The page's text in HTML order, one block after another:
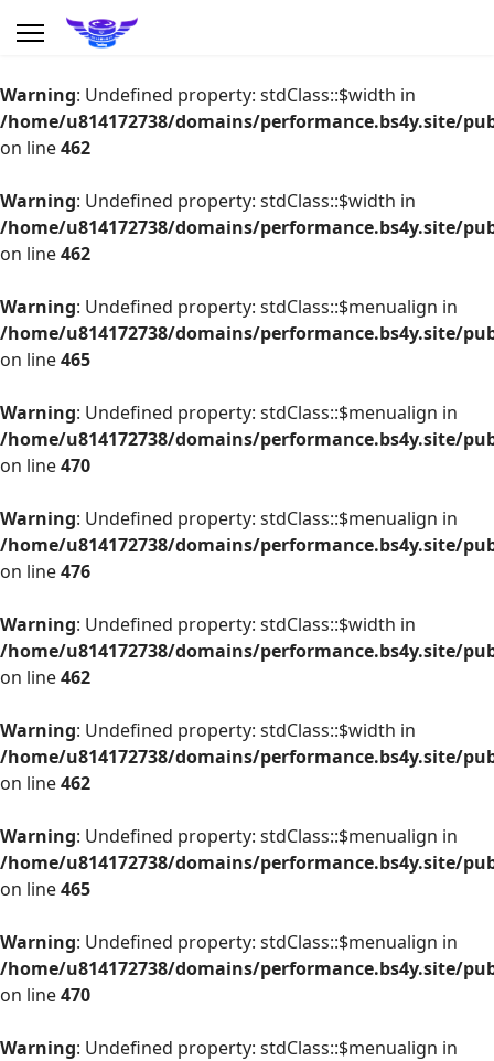
Warning
/home/u814172738/domains/performance.bs4y.site/
on line
462
Warning
: Undefined property: stdClass::$width in
on line
462
Warning
: Undefined property: stdClass::$menualign in
/home/u814172738/domains/performance.bs4y.site/
465
: Undefined property: stdClass::$menualign in
/home/u814172738/domains/performance.bs4y.site/
on line
Warning
/home/u814172738/domains/performance.bs4y.site/
on line
476
Warning: Undefined property: stdClass::$width in
/home/u814172738/domains/performance.bs4y.site/
on line462
Warning: Undefined property: stdClass::$width in
/home/u814172738/domains/performance.bs4y.site/
on line462
Warning: Undefined property: stdClass::$menualign in
/home/u814172738/domains/performance.bs4y.site/
on line465
Warning: Undefined property: stdClass::$menualign in
/home/u814172738/domains/performance.bs4y.site/
on line470
Warning: Undefined property: stdClass::$menualign in
/home/u814172738/domains/performance.bs4y.site/
on line476
Warning: Undefined property: stdClass::$width in
/home/u814172738/domains/performance.bs4y.site/
on line462
Warning: Undefined property: stdClass::$width in
/home/u814172738/domains/performance.bs4y.site/
on line462
Warning: Undefined property: stdClass::$menualign in
/home/u814172738/domains/performance.bs4y.site/
on line465
Warning: Undefined property: stdClass::$menualign in
/home/u814172738/domains/performance.bs4y.site/
on line470
Warning: Undefined property: stdClass::$menualign in